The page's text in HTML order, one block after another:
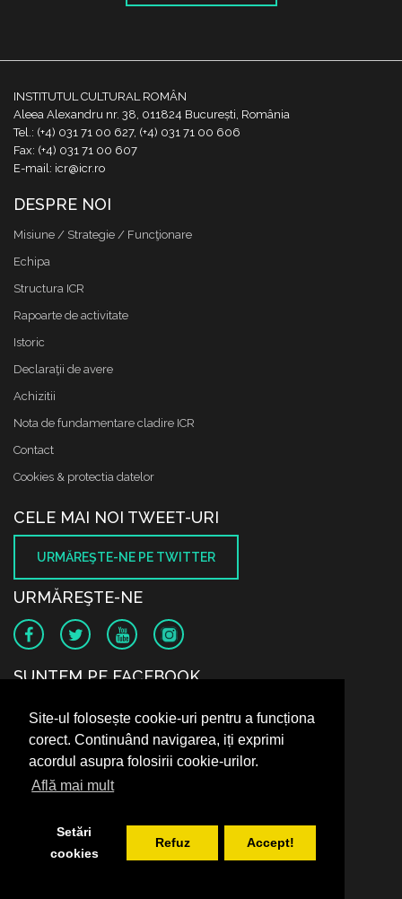
Site-ul folosește cookie-uri pentru a funcționa
corect. Continuând navigarea, iți exprimi
acordul asupra folosirii cookie-urilor.
Află mai mult
Setări
cookies
Refuz Accept!
INSTITUTUL CULTURAL ROMÂN
Aleea Alexandru nr. 38, 011824 București, România
Tel.: (+4) 031 71 00 627, (+4) 031 71 00 606
Fax: (+4) 031 71 00 607
E-mail: icr@icr.ro
DESPRE NOI
Misiune / Strategie / Funcţionare
Echipa
Structura ICR
Rapoarte de activitate
Istoric
Declaraţii de avere
Achizitii
Nota de fundamentare cladire ICR
Contact
Cookies & protectia datelor
CELE MAI NOI TWEET-URI
URMĂREŞTE-NE PE TWITTER
URMĂREŞTE-NE
SUNTEM PE FACEBOOK